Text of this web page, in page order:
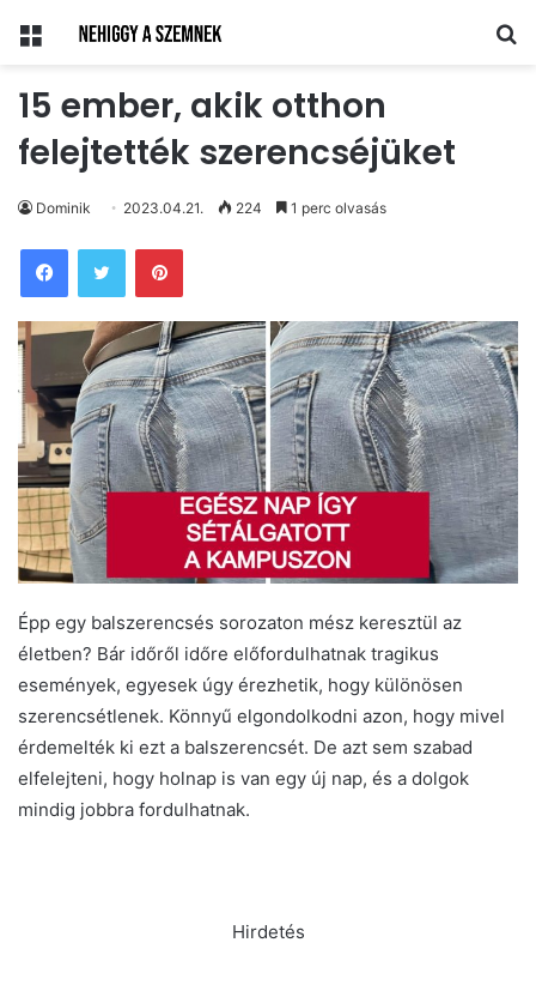
Menü
15 ember, akik otthon
felejtették szerencséjüket
Dominik 2023.04.21. 224 1 perc olvasás
Pinterest
Épp egy balszerencsés sorozaton mész keresztül az
életben? Bár időről időre előfordulhatnak tragikus
események, egyesek úgy érezhetik, hogy különösen
szerencsétlenek. Könnyű elgondolkodni azon, hogy mivel
érdemelték ki ezt a balszerencsét. De azt sem szabad
elfelejteni, hogy holnap is van egy új nap, és a dolgok
mindig jobbra fordulhatnak.
Hirdetés